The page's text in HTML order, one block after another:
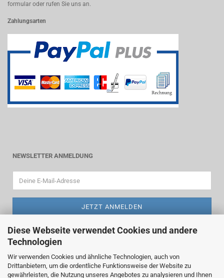
Diese Webseite verwendet Cookies und andere
Technologien
Wir verwenden Cookies und ähnliche Technologien, auch von
Drittanbietern, um die ordentliche Funktionsweise der Website zu
gewährleisten, die Nutzung unseres Angebotes zu analysieren und Ihnen
formular oder rufen Sie uns an.
Zahlungsarten
NEWSLETTER ANMELDUNG
Männerwelten
Löwen-Markt 5
D-70499 Stuttgart